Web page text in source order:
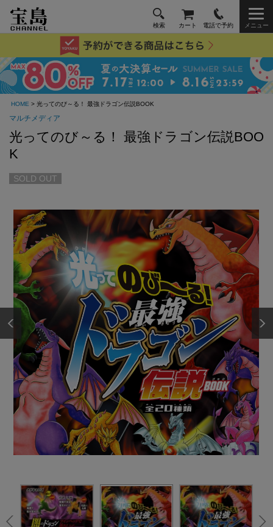
検索 カート 電話で予約 メニュー
HOME > 光ってのび～る！ 最強ドラゴン伝説BOOK
マルチメディア
光ってのび～る！ 最強ドラゴン伝説BOO
K
SOLD OUT